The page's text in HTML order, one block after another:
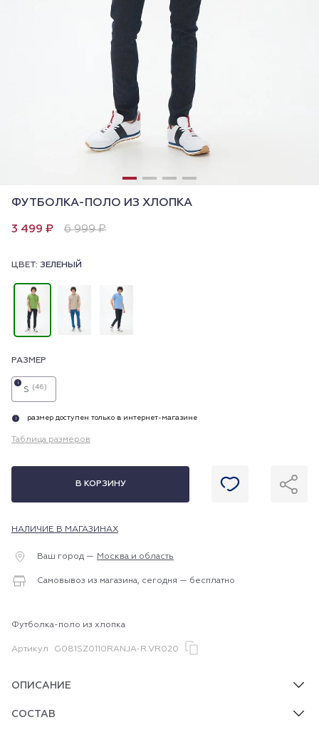
ФУТБОЛКА-ПОЛО ИЗ ХЛОПКА
3 499 ₽ 6 999 ₽
ЦВЕТ: ЗЕЛЕНЫЙ
РАЗМЕР
S (46)
i
i размер доступен только в интернет-магазине
Таблица размеров
В КОРЗИНУ
НАЛИЧИЕ В МАГАЗИНАХ
Ваш город — Москва и область
Самовывоз из магазина, сегодня — бесплатно
Футболка-поло из хлопка
Артикул G081SZ0110RANJA-R.VR020
ОПИСАНИЕ
СОСТАВ